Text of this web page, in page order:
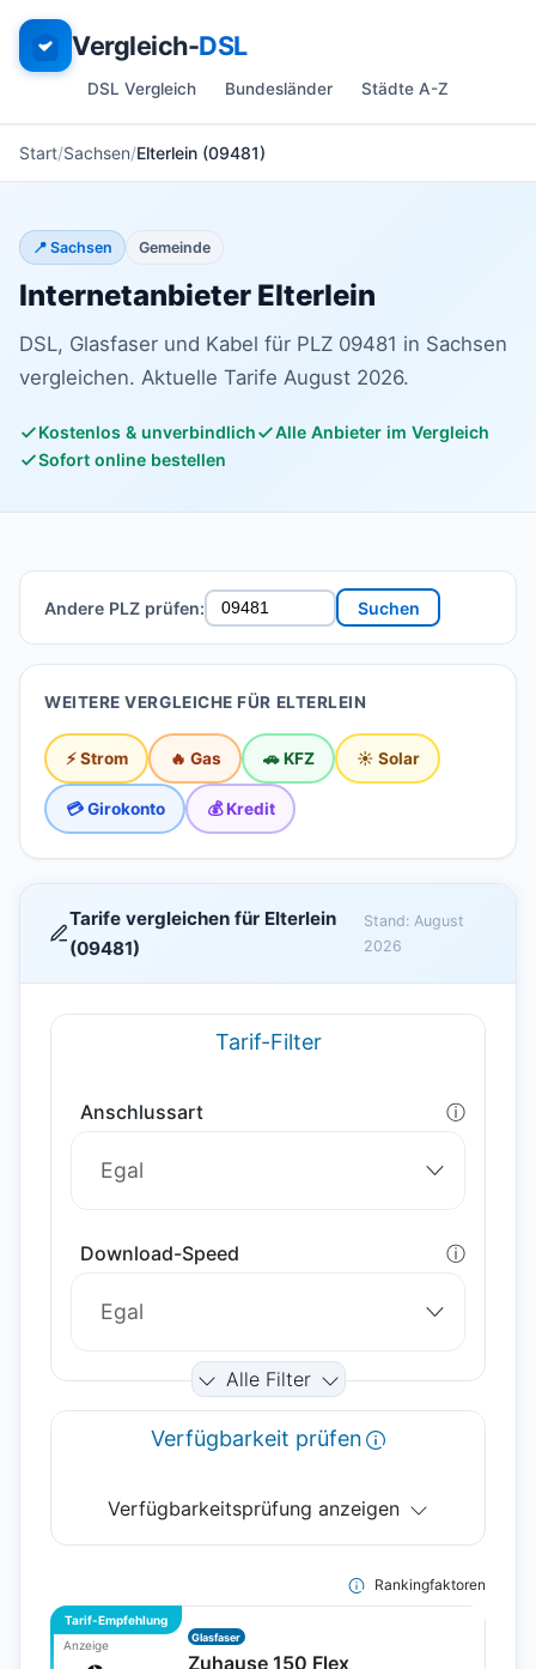
Vergleich-DSL
DSL Vergleich Bundesländer Städte A-Z
Start Sachsen Elterlein (09481)
📍 Sachsen Gemeinde
Internetanbieter Elterlein
DSL, Glasfaser und Kabel für PLZ 09481 in Sachsen
vergleichen. Aktuelle Tarife August 2026.
Kostenlos & unverbindlich
Alle Anbieter im Vergleich
Sofort online bestellen
Andere PLZ prüfen: Suchen
WEITERE VERGLEICHE FÜR ELTERLEIN
⚡ Strom 🔥 Gas 🚗 KFZ ☀️ Solar
💳 Girokonto 💰 Kredit
Tarife vergleichen für Elterlein
(09481)
Stand: August
2026